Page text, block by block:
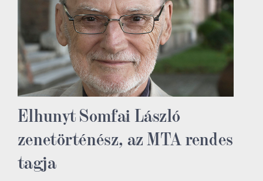
Elhunyt Somfai László
zenetörténész, az MTA rendes
tagja